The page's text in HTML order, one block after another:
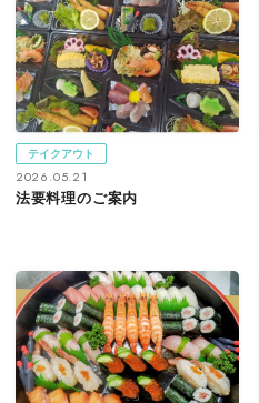
テイクアウト
2026.05.21
法要料理のご案内